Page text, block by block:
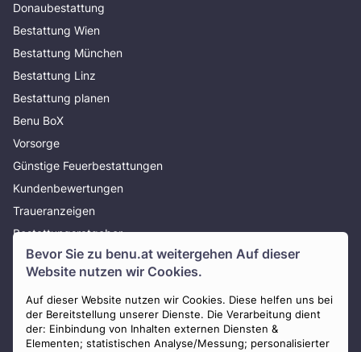
Bevor Sie zu benu.at weitergehen Auf dieser
Website nutzen wir Cookies.
Auf dieser Website nutzen wir Cookies. Diese helfen uns bei
der Bereitstellung unserer Dienste. Die Verarbeitung dient
der: Einbindung von Inhalten externen Diensten &
Elementen; statistischen Analyse/Messung; personalisierter
Donaubestattung
Bestattung Wien
Bestattung München
Bestattung Linz
Bestattung planen
Benu BoX
Vorsorge
Günstige Feuerbestattungen
Kundenbewertungen
Traueranzeigen
Bestattungsratgeber
Über uns
Presse
AGB
Impressum
Datenschutz